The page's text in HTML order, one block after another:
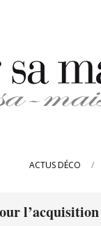
ACTUS DÉCO